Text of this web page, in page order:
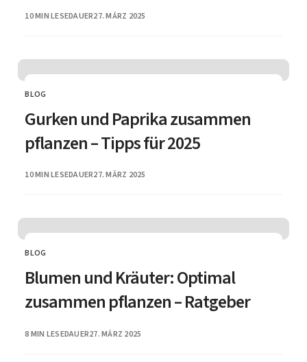
10 MIN LESEDAUERPUBLISHED
27. MÄRZ 2025
CATEGORY
BLOG
Gurken und Paprika zusammen
pflanzen – Tipps für 2025
10 MIN LESEDAUERPUBLISHED
27. MÄRZ 2025
CATEGORY
BLOG
Blumen und Kräuter: Optimal
zusammen pflanzen – Ratgeber
8 MIN LESEDAUERPUBLISHED
27. MÄRZ 2025